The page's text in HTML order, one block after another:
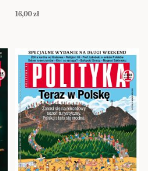
16,00 zł